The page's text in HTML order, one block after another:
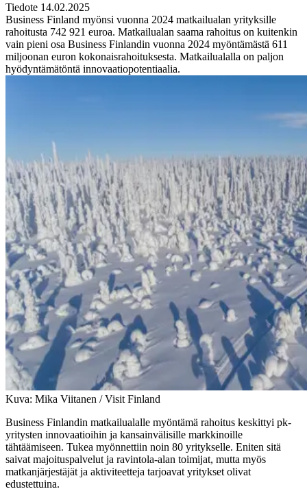
Tiedote 14.02.2025
Business Finland myönsi vuonna 2024 matkailualan yrityksille
rahoitusta 742 921 euroa. Matkailualan saama rahoitus on kuitenkin
vain pieni osa Business Finlandin vuonna 2024 myöntämästä 611
miljoonan euron kokonaisrahoituksesta. Matkailualalla on paljon
hyödyntämätöntä innovaatiopotentiaalia.
Kuva: Mika Viitanen / Visit Finland
Business Finlandin matkailualalle myöntämä rahoitus keskittyi pk-
yritysten innovaatioihin ja kansainvälisille markkinoille
tähtäämiseen. Tukea myönnettiin noin 80 yritykselle. Eniten sitä
saivat majoituspalvelut ja ravintola-alan toimijat, mutta myös
matkanjärjestäjät ja aktiviteetteja tarjoavat yritykset olivat
edustettuina.